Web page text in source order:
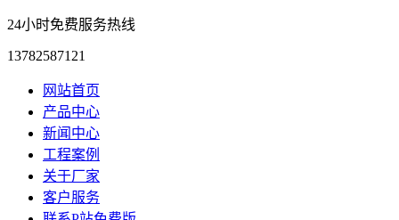
24小时免费服务热线
13782587121
网站首页
产品中心
新闻中心
工程案例
关于厂家
客户服务